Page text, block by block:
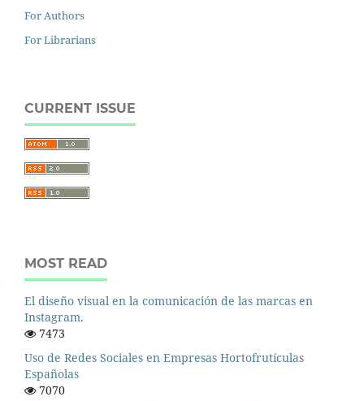
For Authors
For Librarians
CURRENT ISSUE
MOST READ
El diseño visual en la comunicación de las marcas en
Instagram.
7473
Uso de Redes Sociales en Empresas Hortofrutículas
Españolas
7070